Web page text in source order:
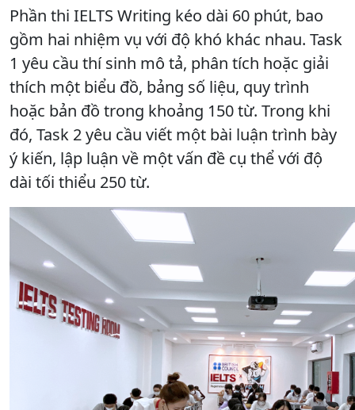
Phần thi IELTS Writing kéo dài 60 phút, bao
gồm hai nhiệm vụ với độ khó khác nhau. Task
1 yêu cầu thí sinh mô tả, phân tích hoặc giải
thích một biểu đồ, bảng số liệu, quy trình
hoặc bản đồ trong khoảng 150 từ. Trong khi
đó, Task 2 yêu cầu viết một bài luận trình bày
ý kiến, lập luận về một vấn đề cụ thể với độ
dài tối thiểu 250 từ.